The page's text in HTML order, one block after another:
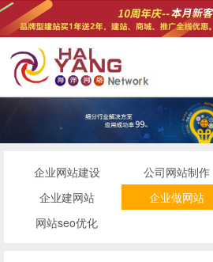
企业网站建设 公司网站制作
企业建网站
企业做网站
网站seo优化